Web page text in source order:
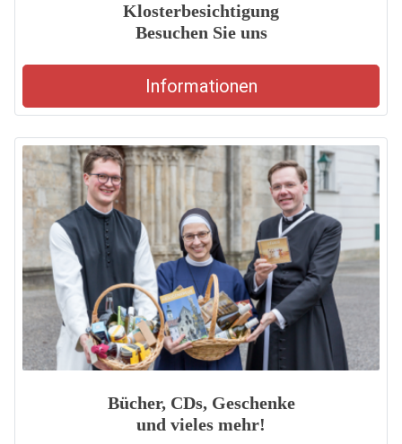
Klosterbesichtigung
Besuchen Sie uns
Informationen
Bücher, CDs, Geschenke
und vieles mehr!